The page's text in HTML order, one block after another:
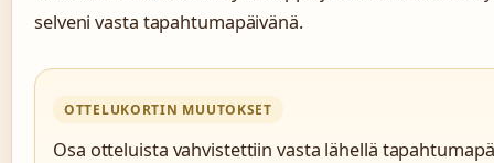
selveni vasta tapahtumapäivänä.
OTTELUKORTIN MUUTOKSET
Osa otteluista vahvistettiin vasta lähellä